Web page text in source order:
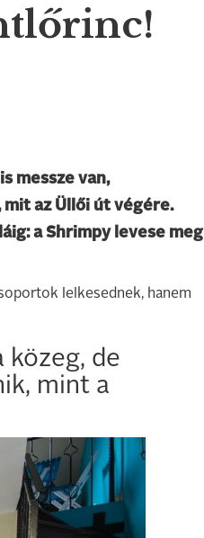
messze van,
az Üllői út végére.
a Shrimpy levese meg
lelkesednek, hanem
közeg, de
mint a